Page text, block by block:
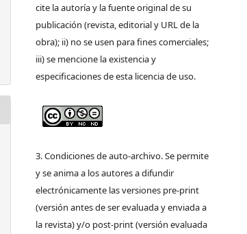
cite la autoría y la fuente original de su
publicación (revista, editorial y URL de la
obra); ii) no se usen para fines comerciales;
iii) se mencione la existencia y
especificaciones de esta licencia de uso.
3. Condiciones de auto-archivo. Se permite
y se anima a los autores a difundir
electrónicamente las versiones pre-print
(versión antes de ser evaluada y enviada a
la revista) y/o post-print (versión evaluada